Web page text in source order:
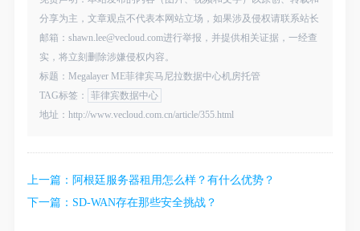
分享为主，文章观点不代表本网站立场，如果涉及侵权请联系站长
邮箱：shawn.lee@vecloud.com进行举报，并提供相关证据，一经查
实，将立刻删除涉嫌侵权内容。
标题：Megalayer ME菲律宾马尼拉数据中心机房托管
TAG标签：
菲律宾数据中心
地址：http://www.vecloud.com.cn/article/355.html
上一篇： 阿根廷服务器租用怎么样？有什么优势？
下一篇： SD-WAN存在那些安全挑战？